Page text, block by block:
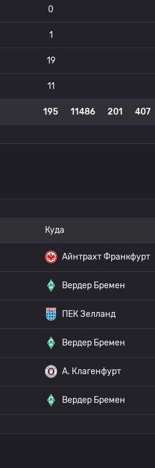
0
1
19
11
195 11486 201 407
Куда
Айнтрахт Франкфурт
Вердер Бремен
ПЕК Зелланд
Вердер Бремен
A. Клагенфурт
Вердер Бремен